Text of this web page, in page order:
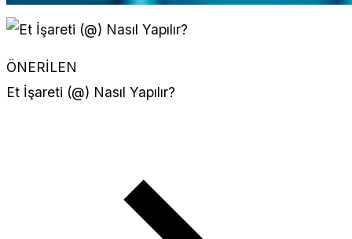
ÖNERİLEN
Et İşareti (@) Nasıl Yapılır?